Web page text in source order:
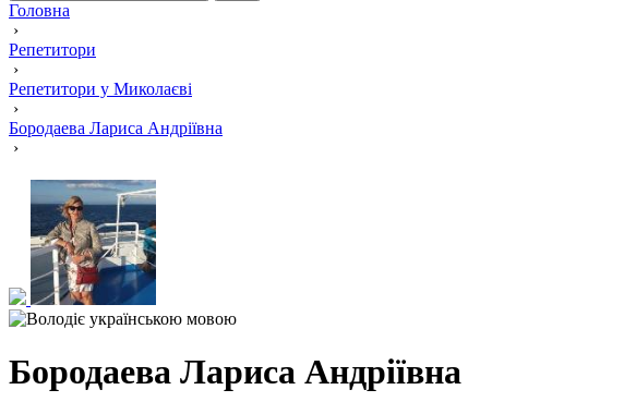
Головна
›
Репетитори
›
Репетитори у Миколаєві
›
Бородаева Лариса Андріївна
›
Бородаева Лариса Андріївна